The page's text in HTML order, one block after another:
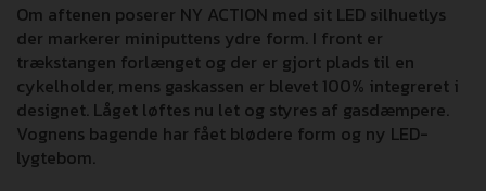
Om aftenen poserer NY ACTION med sit LED silhuetlys
der markerer miniputtens ydre form. I front er
trækstangen forlænget og der er gjort plads til en
cykelholder, mens gaskassen er blevet 100% integreret i
designet. Låget løftes nu let og styres af gasdæmpere.
Vognens bagende har fået blødere form og ny LED-
lygtebom.